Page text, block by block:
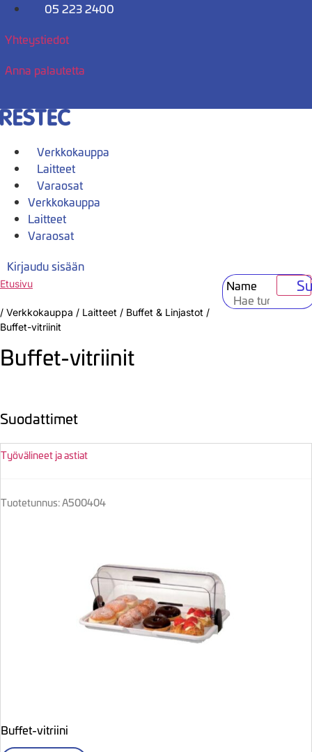
Mene
05 223 2400
Yhteystiedot
Anna palautetta
Verkkokauppa
Laitteet
Varaosat
Verkkokauppa
Laitteet
Varaosat
Kirjaudu sisään
Name
Etusivu
/ Verkkokauppa / Laitteet / Buffet & Linjastot /
Buffet-vitriinit
Buffet-vitriinit
Suodattimet
Työvälineet ja astiat
Tuotetunnus: A500404
Buffet-vitriini